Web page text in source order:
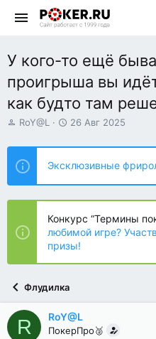
У кого-то ещё
проигрыша вы
как будто там
А
т
о
р
т
е
ы
RoY@L
Д
т
н
а
ч
л
а
26 Авг 2025
Эксклюзивные
Конкурс “Термины
любимой игре?
призы!
Флудилка
R RoY@L
ПокерПро🥈